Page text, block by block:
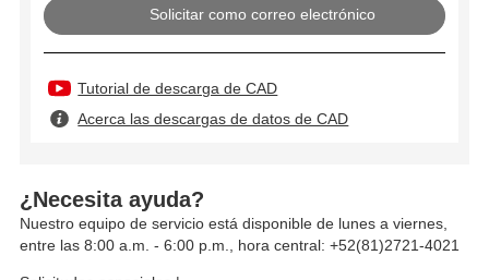
Solicitar como correo electrónico
Tutorial de descarga de CAD
Acerca las descargas de datos de CAD
¿Necesita ayuda?
Nuestro equipo de servicio está disponible de lunes a viernes,
entre las 8:00 a.m. - 6:00 p.m., hora central: +52(81)2721-4021